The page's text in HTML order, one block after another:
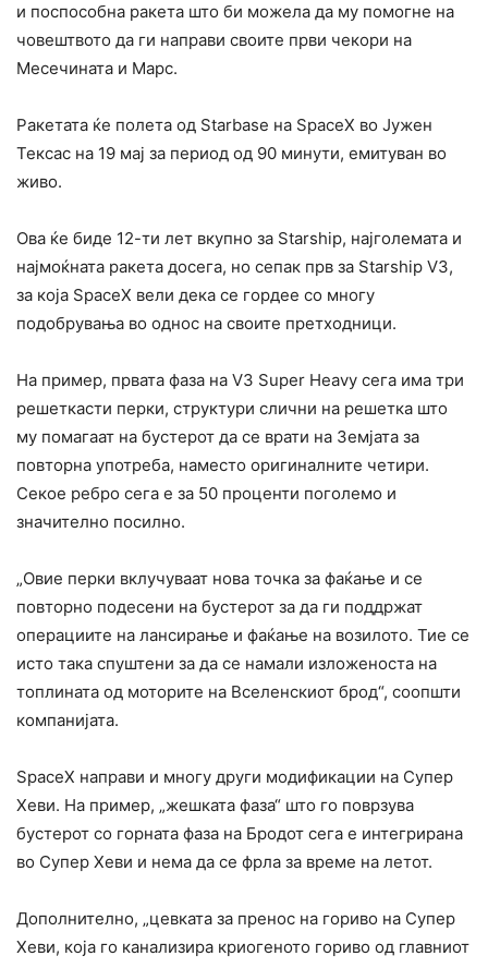
и поспособна ракета што би можела да му помогне на
човештвото да ги направи своите први чекори на
Месечината и Марс.
Ракетата ќе полета од Starbase на SpaceX во Јужен
Тексас на 19 мај за период од 90 минути, емитуван во
живо.
Ова ќе биде 12-ти лет вкупно за Starship, најголемата и
најмоќната ракета досега, но сепак прв за Starship V3,
за која SpaceX вели дека се гордее со многу
подобрувања во однос на своите претходници.
На пример, првата фаза на V3 Super Heavy сега има три
решеткасти перки, структури слични на решетка што
му помагаат на бустерот да се врати на Земјата за
повторна употреба, наместо оригиналните четири.
Секое ребро сега е за 50 проценти поголемо и
значително посилно.
„Овие перки вклучуваат нова точка за фаќање и се
повторно подесени на бустерот за да ги поддржат
операциите на лансирање и фаќање на возилото. Тие се
исто така спуштени за да се намали изложеноста на
топлината од моторите на Вселенскиот брод“, соопшти
компанијата.
SpaceX направи и многу други модификации на Супер
Хеви. На пример, „жешката фаза“ што го поврзува
бустерот со горната фаза на Бродот сега е интегрирана
во Супер Хеви и нема да се фрла за време на летот.
Дополнително, „цевката за пренос на гориво на Супер
Хеви, која го канализира криогеното гориво од главниот